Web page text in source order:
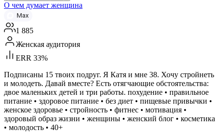
О чем думает женщина
Max
1 885
Женская аудитория
ERR 33%
Подписаны 15 твоих подруг. Я Катя и мне 38. Хочу стройнеть
и молодеть. Давай вместе? Есть отягчающие обстоятельства:
двое маленьких детей и три работы. похудение • правильное
питание • здоровое питание • без диет • пищевые привычки •
женское здоровье • стройность • фитнес • мотивация •
здоровый образ жизни • женщины • женский блог • косметика
• молодость • 40+